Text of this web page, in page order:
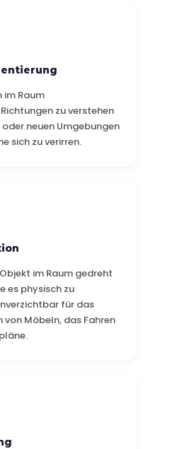
im Raum
zu verstehen
neuen Umgebungen
sich zu verirren.
im Raum gedreht
es physisch zu
für das
von Möbeln, das Fahren